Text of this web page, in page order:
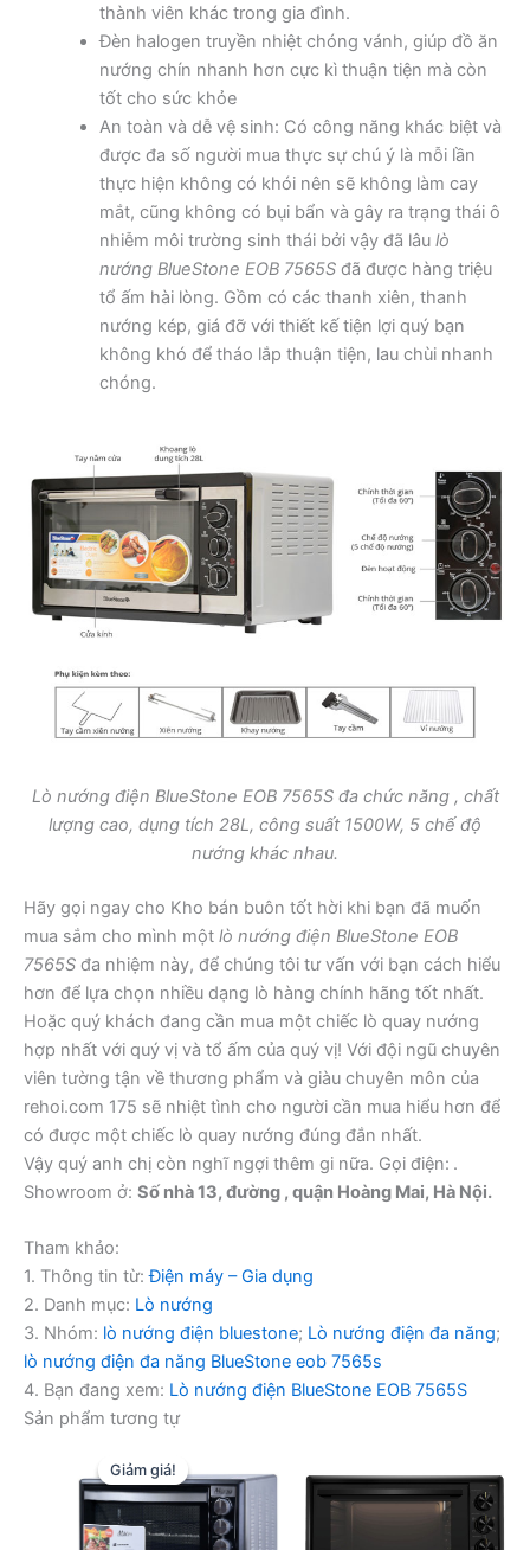
thành viên khác trong gia đình.
Đèn halogen truyền nhiệt chóng vánh, giúp đồ ăn
nướng chín nhanh hơn cực kì thuận tiện mà còn
tốt cho sức khỏe
An toàn và dễ vệ sinh: Có công năng khác biệt và
được đa số người mua thực sự chú ý là mỗi lần
thực hiện không có khói nên sẽ không làm cay
mắt, cũng không có bụi bẩn và gây ra trạng thái ô
nhiễm môi trường sinh thái bởi vậy đã lâu lò
nướng BlueStone EOB 7565Sđã được hàng triệu
tổ ấm hài lòng. Gồm có các thanh xiên, thanh
nướng kép, giá đỡ với thiết kế tiện lợi quý bạn
không khó để tháo lắp thuận tiện, lau chùi nhanh
chóng.
Lò nướng điện BlueStone EOB 7565S đa chức năng , chất
lượng cao, dụng tích 28L, công suất 1500W, 5 chế độ
nướng khác nhau.
Hãy gọi ngay cho Kho bán buôn tốt hời khi bạn đã muốn
mua sắm cho mình một lò nướng điện BlueStone EOB
7565S đa nhiệm này, để chúng tôi tư vấn với bạn cách hiểu
hơn để lựa chọn nhiều dạng lò hàng chính hãng tốt nhất.
Hoặc quý khách đang cần mua một chiếc lò quay nướng
hợp nhất với quý vị và tổ ấm của quý vị! Với đội ngũ chuyên
viên tường tận về thương phẩm và giàu chuyên môn của
rehoi.com 175 sẽ nhiệt tình cho người cần mua hiểu hơn để
có được một chiếc lò quay nướng đúng đắn nhất.
Vậy quý anh chị còn nghĩ ngợi thêm gi nữa. Gọi điện: .
Showroom ở: Số nhà 13, đường , quận Hoàng Mai, Hà Nội.
Tham khảo:
1. Thông tin từ:Điện máy – Gia dụng
2. Danh mục: Lò nướng
3. Nhóm: lò nướng điện bluestone; Lò nướng điện đa năng;
lò nướng điện đa năng BlueStone eob 7565s
4. Bạn đang xem: Lò nướng điện BlueStone EOB 7565S
Sản phẩm tương tự
Giảm giá!
Giảm giá!